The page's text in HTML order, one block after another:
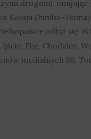
drogami, omijając
Kooija (Jumbo-
odbył się
Piłę, Chodzież,
medialnych 80.